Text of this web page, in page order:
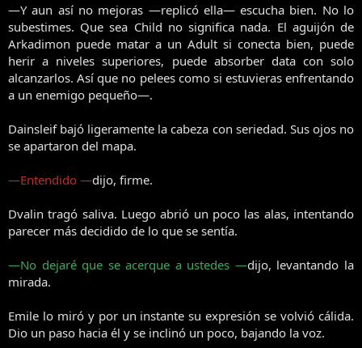
—Y aun así no mejoras —replicó ella— escucha bien. No lo
subestimes. Que sea Child no significa nada. El aguijón de
Arkadimon puede matar a un Adult si conecta bien, puede
herir a niveles superiores, puede absorber data con solo
alcanzarlos. Así que no pelees como si estuvieras enfrentando
a un enemigo pequeño—.
Dainsleif bajó ligeramente la cabeza con seriedad. Sus ojos no
se apartaron del mapa.
—Entendido —dijo, firme.
Dvalin tragó saliva. Luego abrió un poco las alas, intentando
parecer más decidido de lo que se sentía.
—No dejaré que se acerque a ustedes —dijo, levantando la
mirada.
Emile lo miró y por un instante su expresión se volvió cálida.
Dio un paso hacia él y se inclinó un poco, bajando la voz.